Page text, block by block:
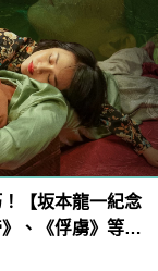
【坂本龍一紀念
、《俘虜》等